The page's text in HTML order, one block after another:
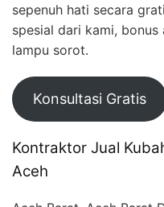
sepenuh hati secara
spesial dari kami,
lampu sorot.
Konsultasi Gratis
Kontraktor Jual
Aceh